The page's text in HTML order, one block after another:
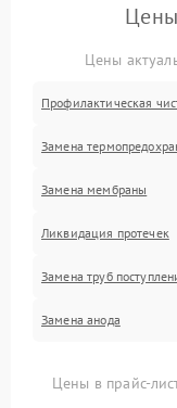
Цены
Профилактическая
Замена
Замена мембраны
Ликвидация протечек
Замена труб
Замена анода
Цены в прайс-